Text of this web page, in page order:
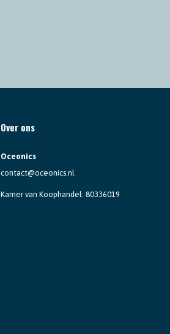
Over ons
Oceonics
contact@oceonics.nl
Kamer van Koophandel: 80336019